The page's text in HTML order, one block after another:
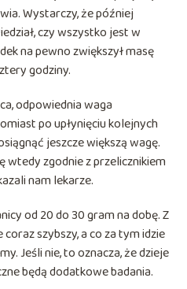
Wystarczy, że później
czy wszystko jest w
na pewno zwiększył masę
godziny.
odpowiednia waga
po upłynięciu kolejnych
jeszcze większą wagę.
wtedy zgodnie z przelicznikiem
nam lekarze.
od 20 do 30 gram na dobę. Z
szybszy, a co za tym idzie
Jeśli nie, to oznacza, że dzieje
będą dodatkowe badania.